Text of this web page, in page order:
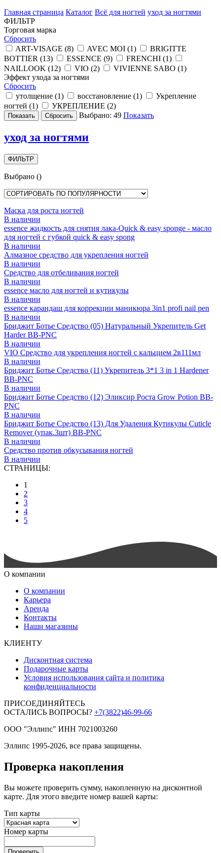
Главная страница Каталог Всё для ногтей уход за ногтями
ФИЛЬТР
Торговая марка
Сбросить
ART-VISAGE (8) AVEC MOI (1)
BRIGITTE
BOTTIER (13) ESSENCE (9) FRENCHI (1)
NAILLOOK (12) VIO (2) VIVIENNE SABO (1)
Эффект ухода за ногтями
Сбросить
утолщение (1) восстановление (1)
Укрепление
ногтей (1) УКРЕПЛЕНИЕ (2)
Выбрано: 49 Показать
уход за ногтями
ФИЛЬТР
Выбрано ()
Маска для роста ногтей
В наличии
essence жидкость для снятия лака-Quick & easy sponge - масло
для ногтей с губкой quick & easy spong
В наличии
Алмазное средство для укрепления ногтей
В наличии
Средство для отбеливания ногтей
В наличии
essence масло для ногтей и кутикулы
В наличии
essence карандаш для коррекции маникюра 3in1 profi nail pen
В наличии
Бриджит Ботье Средство (05) Натуральный Укрепитель Get
Harder BB-PNC
В наличии
VIO Средство для укрепления ногтей с кальцием 2в111мл
В наличии
Бриджит Ботье Средство (11) Укрепитель 3*1 3 in 1 Hardener
BB-PNC
В наличии
Бриджит Ботье Средство (12) Эликсир Роста Grow Potion BB-
PNC
В наличии
Бриджит Ботье Средство (13) Для Удаления Кутикулы Cuticle
Remover (упак.3шт) BB-PNC
В наличии
Средство против обкусывания ногтей
В наличии
СТРАНИЦЫ:
1
2
3
4
5
О компании
О компании
Карьера
Аренда
Контакты
Наши магазины
КЛИЕНТУ
Дисконтная система
Подарочные карты
Условия использования сайта и политика
конфиденциальности
ПРИСОЕДИНЯЙТЕСЬ
ОСТАЛИСЬ ВОПРОСЫ? +7(3822)46-99-66
ООО "Эллипс" ИНН 7021003260
Эллипс 1995-2026, все права защищены.
Проверка накопления
Вы можете проверить сумму, накопленную на дисконтной
карте. Для этого введите номер вашей карты:
Тип карты
Номер карты